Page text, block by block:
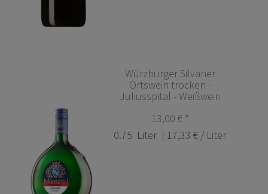
Würzburger Silvaner
Ortswein trocken -
Juliusspital - Weißwein
13,00 € *
0.75 Liter | 17,33 € / Liter